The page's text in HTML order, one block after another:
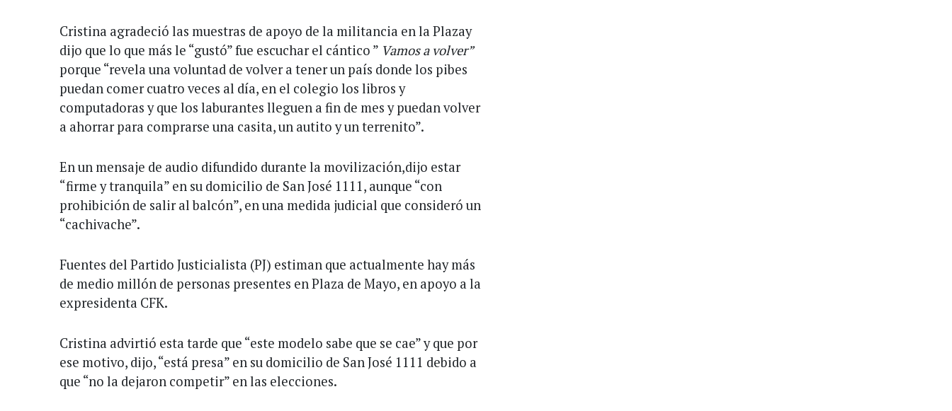
Cristina agradeció las muestras de apoyo de la militancia en la Plazay
dijo que lo que más le “gustó” fue escuchar el cántico ” Vamos a volver”
porque “revela una voluntad de volver a tener un país donde los pibes
puedan comer cuatro veces al día, en el colegio los libros y
computadoras y que los laburantes lleguen a fin de mes y puedan volver
a ahorrar para comprarse una casita, un autito y un terrenito”.
En un mensaje de audio difundido durante la movilización,dijo estar
“firme y tranquila” en su domicilio de San José 1111, aunque “con
prohibición de salir al balcón”, en una medida judicial que consideró un
“cachivache”.
Fuentes del Partido Justicialista (PJ) estiman que actualmente hay más
de medio millón de personas presentes en Plaza de Mayo, en apoyo a la
expresidenta CFK.
Cristina advirtió esta tarde que “este modelo sabe que se cae” y que por
ese motivo, dijo, “está presa” en su domicilio de San José 1111 debido a
que “no la dejaron competir” en las elecciones.